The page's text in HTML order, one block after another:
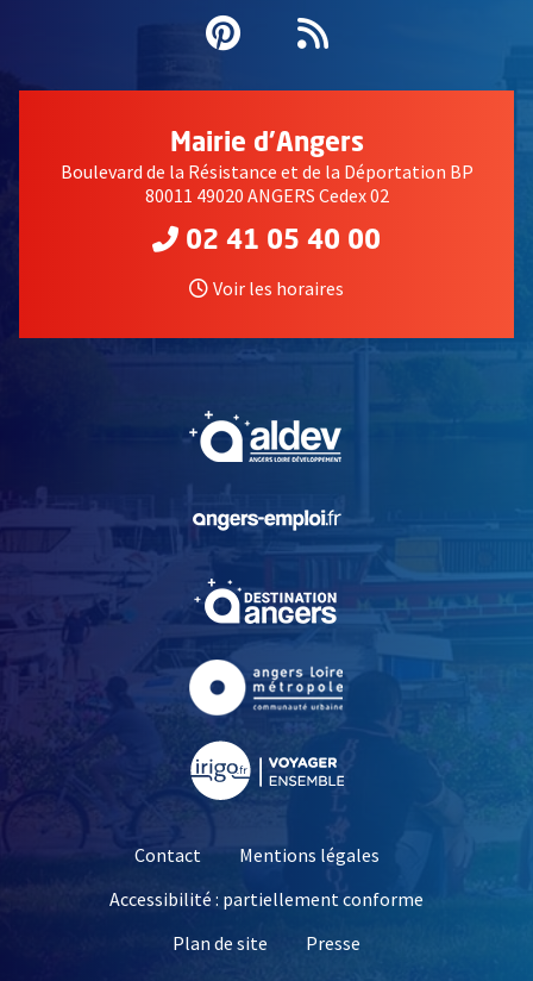
Pinterest
, Ouvre une
Flux RSS
Mairie d'Angers
Boulevard de la Résistance et de la Déportation BP
80011 49020 ANGERS Cedex 02
02 41 05 40 00
Voir les horaires
, Ouvre une nouvelle
, Ouvre une nouvelle
Contact
Mentions légales
Accessibilité : partiellement conforme
Plan de site
Presse